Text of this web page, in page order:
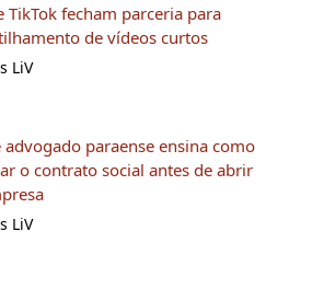
TikTok fecham parceria para
de vídeos curtos
LiV
advogado paraense ensina como
o contrato social antes de abrir
LiV